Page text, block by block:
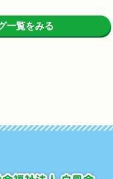
一覧をみる